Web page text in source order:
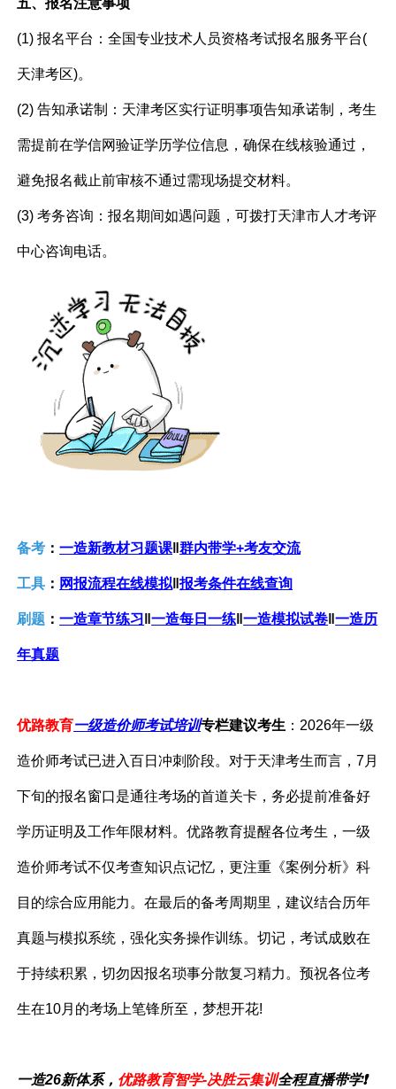
五、报名注意事项
(1) 报名平台：全国专业技术人员资格考试报名服务平台(
天津考区)。
(2) 告知承诺制：天津考区实行证明事项告知承诺制，考生
需提前在学信网验证学历学位信息，确保在线核验通过，
避免报名截止前审核不通过需现场提交材料。
(3) 考务咨询：报名期间如遇问题，可拨打天津市人才考评
中心咨询电话。
备考 ：一造新教材习题课 ‖群内带学+考友交流
工具 ： 网报流程在线模拟 ‖报考条件在线查询
刷题 ：一造章节练习 ‖一造每日一练 ‖一造模拟试卷 ‖一造历
年真题
优路教育一级造价师考试培训专栏建议考生 ：2026年一级
造价师考试已进入百日冲刺阶段。对于天津考生而言，7月
下旬的报名窗口是通往考场的首道关卡，务必提前准备好
学历证明及工作年限材料。优路教育提醒各位考生，一级
造价师考试不仅考查知识点记忆，更注重《案例分析》科
目的综合应用能力。在最后的备考周期里，建议结合历年
真题与模拟系统，强化实务操作训练。切记，考试成败在
于持续积累，切勿因报名琐事分散复习精力。预祝各位考
生在10月的考场上笔锋所至，梦想开花!
一造26新体系， 优路教育智学-决胜云集训全程直播带学❗